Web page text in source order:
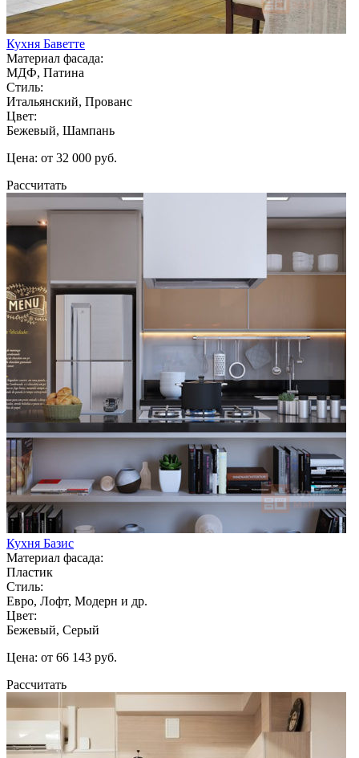
Кухня Баветте
Материал фасада:
МДФ, Патина
Стиль:
Итальянский, Прованс
Цвет:
Бежевый, Шампань
Цена: от 32 000 руб.
Рассчитать
Кухня Базис
Материал фасада:
Пластик
Стиль:
Евро, Лофт, Модерн и др.
Цвет:
Бежевый, Серый
Цена: от 66 143 руб.
Рассчитать